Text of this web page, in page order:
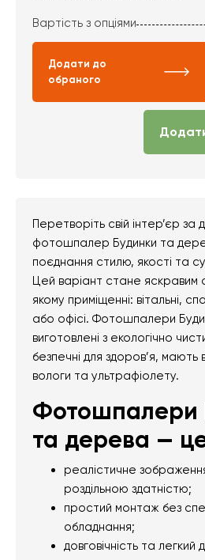
Вартість з опціями
Додати до
обраного
Перетворіть свій інтер’єр
фотошпалер Будинки та
поєднання стилю, якості та
Цей варіант стане яскравим
якому приміщенні: вітальні,
або офісі. Фотошпалери
виготовлені з екологічно
безпечні для здоров’я, мають
вологи та ультрафіолету.
Фотошпалери
та дерева —
реалістичне
роздільною здатністю;
простий монтаж без
обладнання;
довговічність та легкий